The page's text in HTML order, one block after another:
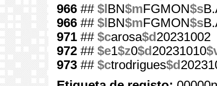
966 ## $l BN$mFGMON$s
966 ## $l BN$mFGMON$s
971 ## $carosa$d 20231002
972 ## $e1$z0$d 20231010
973 ## $ctrodrigues$d